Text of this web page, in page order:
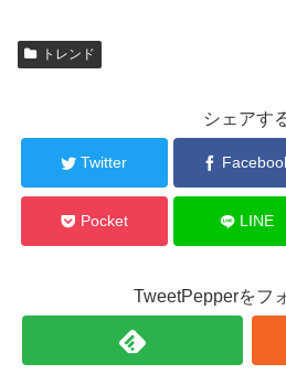
トレンド
シェアす
Twitter
Pocket LINE
TweetPepperをフ